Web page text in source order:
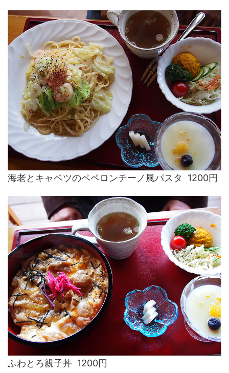
海老とキャベツのペペロンチーノ風パスタ 1200円
ふわとろ親子丼 1200円